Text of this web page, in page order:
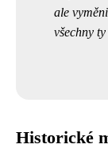
ale
všechny
Historické